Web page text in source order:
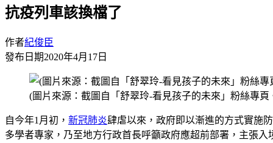
抗疫列車該換檔了
作者紀俊臣
發布日期2020年4月17日
(圖片來源：截圖自「舒翠玲-看見孩子的未來」粉絲專頁
自今年1月初， 新冠肺炎肆虐以來，政府即以漸進的方式實施
多學者專家，乃至地方行政首長呼籲政府應超前部署，主張